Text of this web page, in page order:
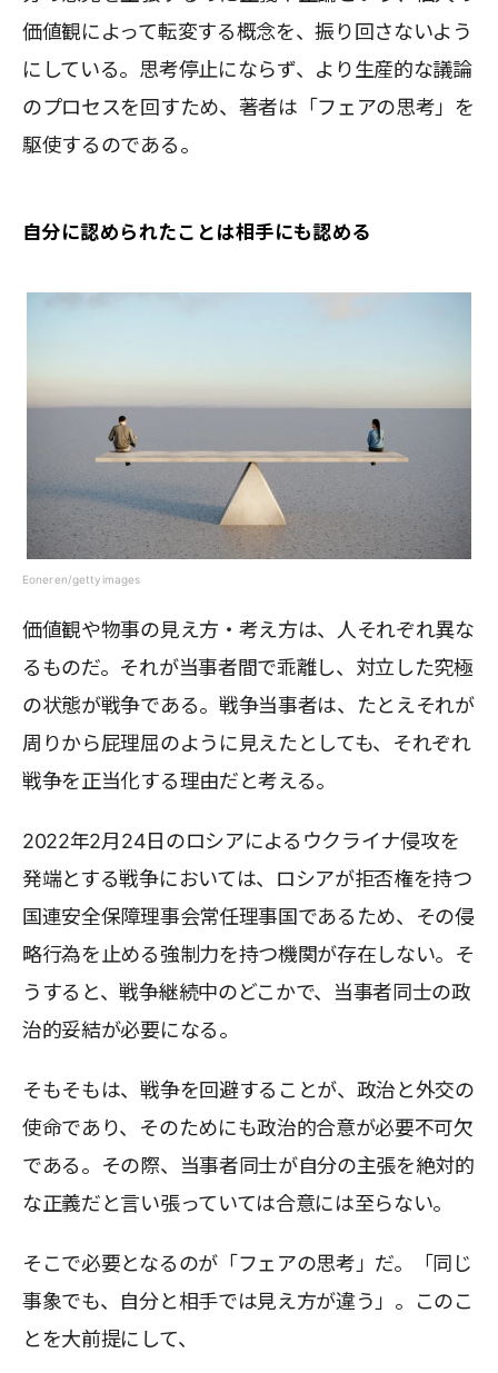
価値観によって転変する概念を、振り回さないよう
にしている。思考停止にならず、より生産的な議論
のプロセスを回すため、著者は「フェアの思考」を
駆使するのである。
自分に認められたことは相手にも認める
Eoneren/gettyimages
価値観や物事の見え方・考え方は、人それぞれ異な
るものだ。それが当事者間で乖離し、対立した究極
の状態が戦争である。戦争当事者は、たとえそれが
周りから屁理屈のように見えたとしても、それぞれ
戦争を正当化する理由だと考える。
2022年2月24日のロシアによるウクライナ侵攻を
発端とする戦争においては、ロシアが拒否権を持つ
国連安全保障理事会常任理事国であるため、その侵
略行為を止める強制力を持つ機関が存在しない。そ
うすると、戦争継続中のどこかで、当事者同士の政
治的妥結が必要になる。
そもそもは、戦争を回避することが、政治と外交の
使命であり、そのためにも政治的合意が必要不可欠
である。その際、当事者同士が自分の主張を絶対的
な正義だと言い張っていては合意には至らない。
そこで必要となるのが「フェアの思考」だ。「同じ
事象でも、自分と相手では見え方が違う」。このこ
とを大前提にして、